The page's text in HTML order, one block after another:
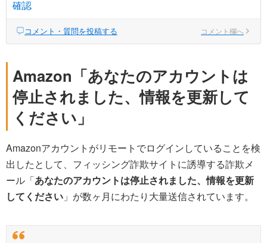
確認
コメント・質問を投稿する コメント欄へ
Amazon「あなたのアカウントは
停止されました、情報を更新して
ください」
Amazonアカウントがリモートでログインしていることを検
出したとして、フィッシング詐欺サイトに誘導する詐欺メ
ール「あなたのアカウントは停止されました、情報を更新
してください 」が数ヶ月にわたり大量送信されています。